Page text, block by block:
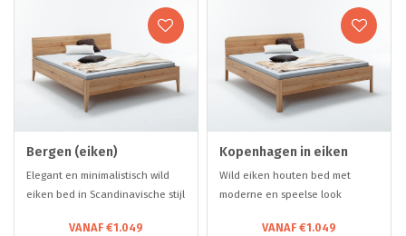
Bergen (eiken)
Elegant en minimalistisch wild
eiken bed in Scandinavische stijl
VANAF €1.049
Kopenhagen in eiken
Wild eiken houten bed met
moderne en speelse look
VANAF €1.049